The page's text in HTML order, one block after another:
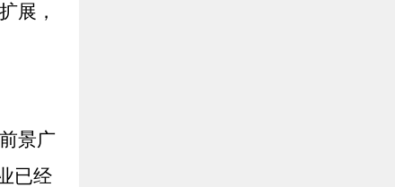
展，
景广
已经